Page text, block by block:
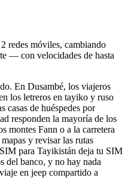
redes móviles, cambiando
— con velocidades de hasta
En Dusambé, los viajeros
los letreros en tayiko y ruso
casas de huéspedes por
responden la mayoría de los
montes Fann o a la carretera
y revisar las rutas
para Tayikistán deja tu SIM
del banco, y no hay nada
en jeep compartido a